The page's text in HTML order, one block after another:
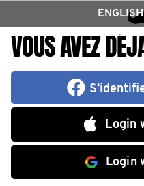
ENGLISH
VOUS AVEZ
Login
Login